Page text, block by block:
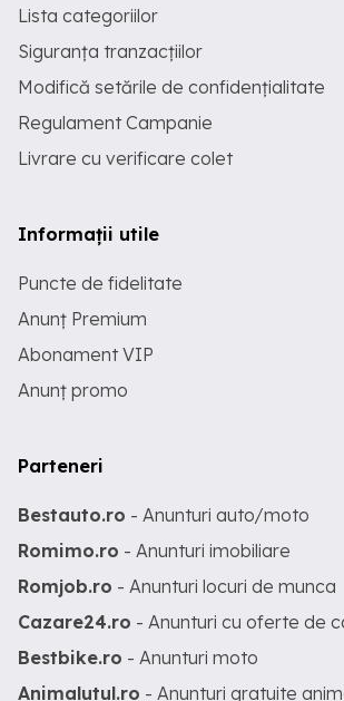
Lista categoriilor
Siguranța tranzacțiilor
Modifică setările de confidențialitate
Regulament Campanie
Livrare cu verificare colet
Informații utile
Puncte de fidelitate
Anunț Premium
Abonament VIP
Anunț promo
Parteneri
Bestauto.ro - Anunturi auto/moto
Romimo.ro - Anunturi imobiliare
Romjob.ro - Anunturi locuri de munca
Cazare24.ro - Anunturi cu oferte de
Bestbike.ro - Anunturi moto
Animalutul.ro - Anunturi gratuite